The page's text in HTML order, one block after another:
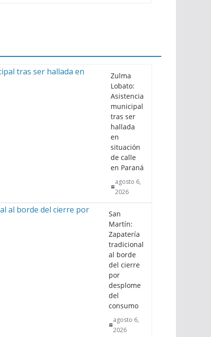
Zulma
Lobato:
Asistencia
municipal
tras ser
hallada
en
situación
de calle
en Paraná
agosto 6,
2026
San
Martín:
Zapatería
tradicional
al borde
del cierre
por
desplome
del
consumo
agosto 6,
2026